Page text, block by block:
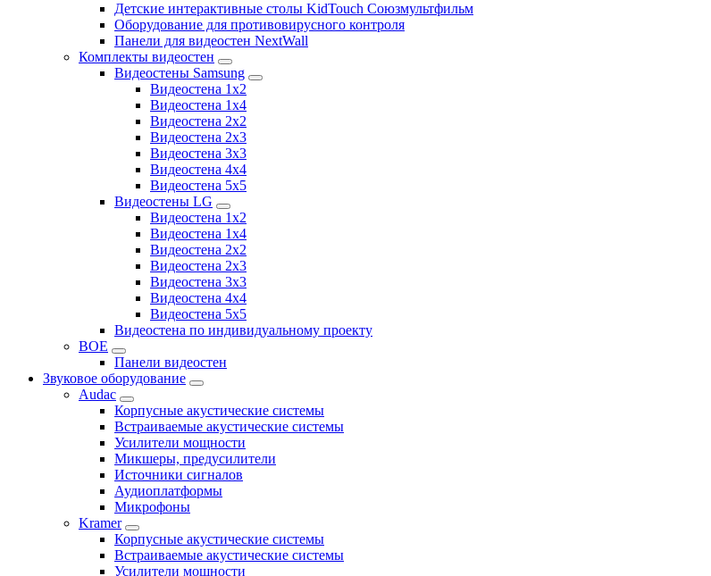
Детские интерактивные столы KidTouch Союзмультфильм
Оборудование для противовирусного контроля
Панели для видеостен NextWall
Комплекты видеостен
Видеостены Samsung
Видеостена 1x2
Видеостена 1x4
Видеостена 2x2
Видеостена 2х3
Видеостена 3x3
Видеостена 4x4
Видеостена 5x5
Видеостены LG
Видеостена 1x2
Видеостена 1x4
Видеостена 2x2
Видеостена 2x3
Видеостена 3x3
Видеостена 4x4
Видеостена 5x5
Видеостена по индивидуальному проекту
BOE
Панели видеостен
Звуковое оборудование
Audac
Корпусные акустические системы
Встраиваемые акустические системы
Усилители мощности
Микшеры, предусилители
Источники сигналов
Аудиоплатформы
Микрофоны
Kramer
Корпусные акустические системы
Встраиваемые акустические системы
Усилители мощности